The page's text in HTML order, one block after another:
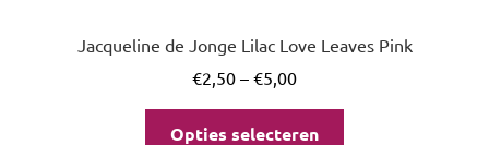
Jacqueline de Jonge Lilac Love Leaves Pink
€2,50 – €5,00
Opties selecteren